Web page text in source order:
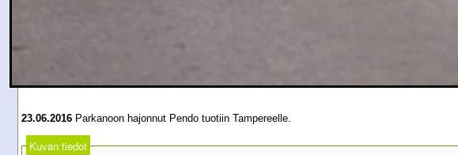
23.06.2016 Parkanoon hajonnut Pendo tuotiin Tampereelle.
Kuvan tiedot